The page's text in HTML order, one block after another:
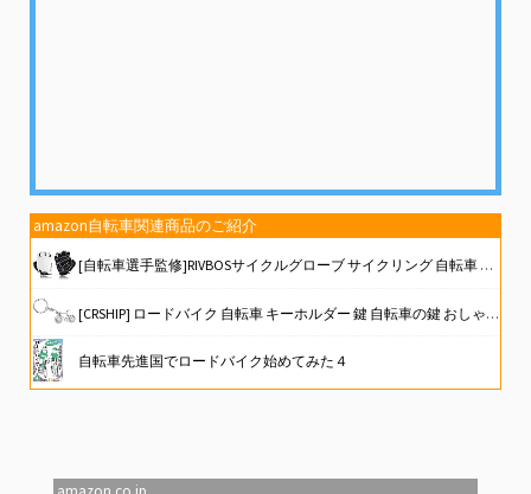
amazon自転車関連商品のご紹介
[自転車選手監修]RIVBOSサイクルグローブ サイクリング 自転車 ロードバイク グローブ 手袋 3D 立体 指切り gel入り 耐磨耗性 伸縮性 通気性 男女兼用 夏用 CHG001
[CRSHIP] ロードバイク 自転車 キーホルダー 鍵 自転車の鍵 おしゃれ メンズ レディース 可愛い じてんしゃ [並行輸入品]
自転車先進国でロードバイク始めてみた４